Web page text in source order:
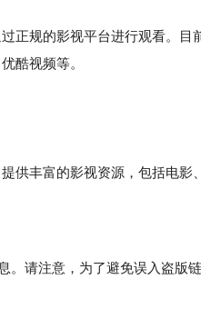
正规的影视平台进行观看。目
酷视频等。
丰富的影视资源，包括电影
请注意，为了避免误入盗版